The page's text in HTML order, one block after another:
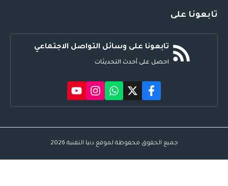
تابعونا على
تابعونا على وسائل التواصل الاجتماعي
احصل على أحدث التحديثات
جميع الحقوق محفوظة لموقع دنيا التقنية 2026